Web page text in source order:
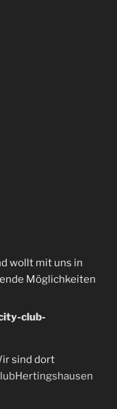
wollt mit uns in
Möglichkeiten
club-
sind dort